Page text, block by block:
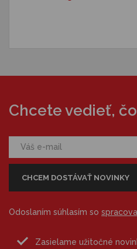
Chcete vedieť,
Odoslaním súhlasím so
Zasielame užitočné